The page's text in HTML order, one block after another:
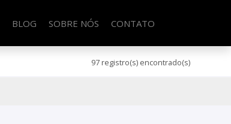
BLOG SOBRE NÓS CONTATO
97 registro(s) encontrado(s)